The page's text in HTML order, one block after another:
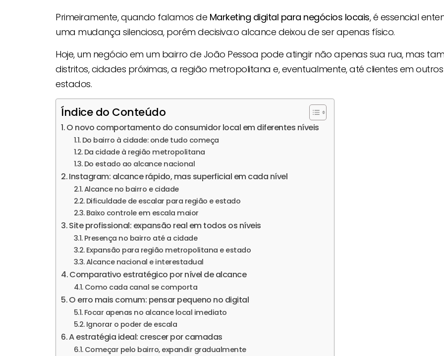
Primeiramente, quando falamos de Marketing digital para negócios locais, é essencial
uma mudança silenciosa, porém decisiva:o alcance deixou de ser apenas físico.
Hoje, um negócio em um bairro de João Pessoa pode atingir não apenas sua rua, mas
distritos, cidades próximas, a região metropolitana e, eventualmente, até clientes em outros
estados.
Índice do Conteúdo
O novo comportamento do consumidor local em diferentes níveis
Do bairro à cidade: onde tudo começa
Da cidade à região metropolitana
Do estado ao alcance nacional
Instagram: alcance rápido, mas superficial em cada nível
Alcance no bairro e cidade
Dificuldade de escalar para região e estado
Baixo controle em escala maior
Site profissional: expansão real em todos os níveis
Presença no bairro até a cidade
Expansão para região metropolitana e estado
Alcance nacional e interestadual
Comparativo estratégico por nível de alcance
Como cada canal se comporta
O erro mais comum: pensar pequeno no digital
Focar apenas no alcance local imediato
Ignorar o poder de escala
A estratégia ideal: crescer por camadas
Começar pelo bairro, expandir gradualmente